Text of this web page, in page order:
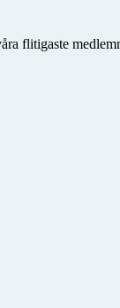
flitigaste